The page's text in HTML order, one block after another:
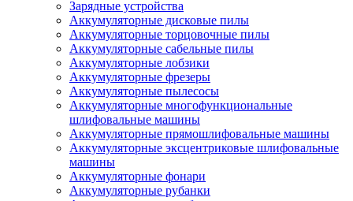
Зарядные устройства
Аккумуляторные дисковые пилы
Аккумуляторные торцовочные пилы
Аккумуляторные сабельные пилы
Аккумуляторные лобзики
Аккумуляторные фрезеры
Аккумуляторные пылесосы
Аккумуляторные многофункциональные
шлифовальные машины
Аккумуляторные прямошлифовальные машины
Аккумуляторные эксцентриковые шлифовальные
машины
Аккумуляторные фонари
Аккумуляторные рубанки